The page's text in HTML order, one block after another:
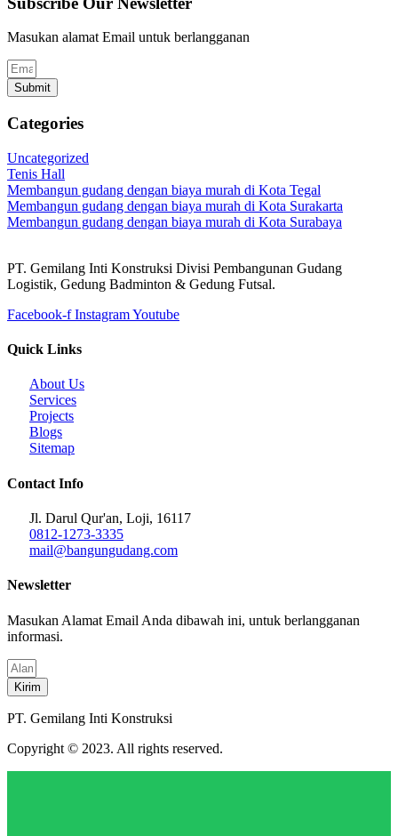
Masukan alamat Email untuk berlangganan
Submit
Categories
Uncategorized
Tenis Hall
Membangun gudang dengan biaya murah di Kota Tegal
Membangun gudang dengan biaya murah di Kota Surakarta
Membangun gudang dengan biaya murah di Kota Surabaya
PT. Gemilang Inti Konstruksi Divisi Pembangunan Gudang
Logistik, Gedung Badminton & Gedung Futsal.
Facebook-f InstagramYoutube
Quick Links
About Us
Services
Projects
Blogs
Sitemap
Contact Info
Jl. Darul Qur'an, Loji, 16117
0812-1273-3335
mail@bangungudang.com
Newsletter
Masukan Alamat Email Anda dibawah ini, untuk berlangganan
informasi.
Kirim
PT. Gemilang Inti Konstruksi
Copyright © 2023. All rights reserved.